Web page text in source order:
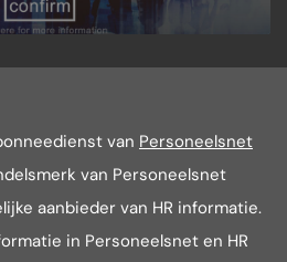
van Personeelsnet
van Personeelsnet
aanbieder van HR informatie.
in Personeelsnet en HR